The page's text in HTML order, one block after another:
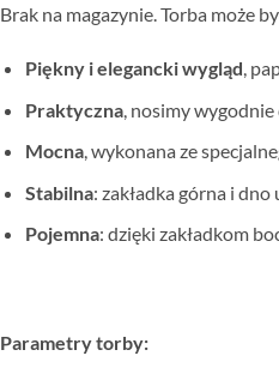
Brak na magazynie. Torba może
Piękny i elegancki wygląd,
Praktyczna, nosimy
Mocna, wykonana ze
Stabilna: zakładka górna i
Pojemna: dzięki zakładkom
Parametry torby: